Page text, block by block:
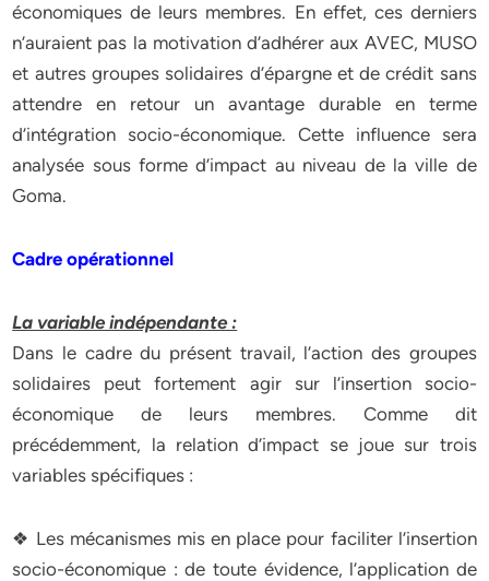
économiques de leurs membres. En effet, ces derniers
n’auraient pas la motivation d’adhérer aux AVEC, MUSO
et autres groupes solidaires d’épargne et de crédit sans
attendre en retour un avantage durable en terme
d’intégration socio-économique. Cette influence sera
analysée sous forme d’impact au niveau de la ville de
Goma.
Cadre opérationnel
La variable indépendante :
Dans le cadre du présent travail, l’action des groupes
solidaires peut fortement agir sur l’insertion socio-
économique de leurs membres. Comme dit
précédemment, la relation d’impact se joue sur trois
variables spécifiques :
❖ Les mécanismes mis en place pour faciliter l’insertion
socio-économique : de toute évidence, l’application de